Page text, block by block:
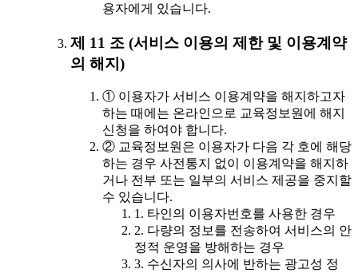
용자에게 있습니다.
제 11 조 (서비스 이용의 제한 및 이용계약
의 해지)
① 이용자가 서비스 이용계약을 해지하고자
하는 때에는 온라인으로 교육정보원에 해지
신청을 하여야 합니다.
② 교육정보원은 이용자가 다음 각 호에 해당
하는 경우 사전통지 없이 이용계약을 해지하
거나 전부 또는 일부의 서비스 제공을 중지할
수 있습니다.
1. 타인의 이용자번호를 사용한 경우
2. 다량의 정보를 전송하여 서비스의 안
정적 운영을 방해하는 경우
3. 수신자의 의사에 반하는 광고성 정